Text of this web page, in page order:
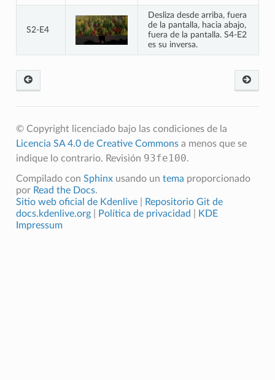
S2-E4
Desliza desde arriba, fuera
de la pantalla, hacia abajo,
fuera de la pantalla. S4-E2
es su inversa.
© Copyright licenciado bajo las condiciones de la
Licencia SA 4.0 de Creative Commonsa menos que se
indique lo contrario. Revisión 93fe100.
Compilado con Sphinxusando un tema proporcionado
por Read the Docs.
Sitio web oficial de Kdenlive|
Repositorio Git de
docs.kdenlive.org
Política de privacidad
KDE
Impressum